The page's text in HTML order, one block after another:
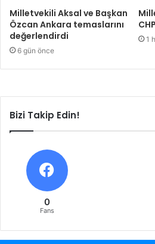
Milletvekili Aksal ve Başkan
Özcan Ankara temaslarını
değerlendirdi
6 gün önce
1
Bizi Takip Edin!
0
Fans